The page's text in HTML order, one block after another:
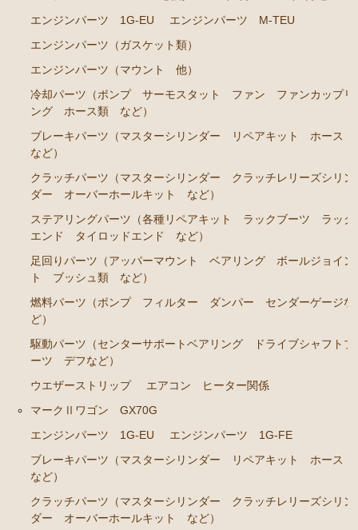
駆動パーツ（センターサポートベアリング ドライブ
シャフトブーツ デフなど）
ウエザーストリップ
エアコン ヒーター関係
エンジンパーツ 1G-EU
エンジンパーツ 1G-FE
ト ホース など）
クラッチパーツ（マスターシリンダー クラッチレリ
ーズシリンダー オーバーホールキット など）
足回りパーツ（アッパーマウント ベアリング ボー
ルジョイント ブッシュ類 など）
燃料パーツ（ポンプ フィルター ダンパー センダ
ーゲージなど）
駆動パーツ（センターサポートベアリング ドライブ
シャフトブーツ など）
エアコン ヒーター関係
マークⅡ クレスタ チェイサー GX81 JZX81
エンジンパーツ 1G-GE
エンジンパーツ 1G-GTE
エンジンパーツ 1G-EU
エンジンパーツ M-TEU
エンジンパーツ（ガスケット類）
エンジンパーツ（マウント 他）
冷却パーツ（ポンプ サーモスタット ファン ファンカップリ
ング ホース類 など）
ブレーキパーツ（マスターシリンダー リペアキット ホース
など）
クラッチパーツ（マスターシリンダー クラッチレリーズシリン
ダー オーバーホールキット など）
ステアリングパーツ（各種リペアキット ラックブーツ ラック
エンド タイロッドエンド など）
足回りパーツ（アッパーマウント ベアリング ボールジョイン
ト ブッシュ類 など）
燃料パーツ（ポンプ フィルター ダンパー センダーゲージな
ど）
駆動パーツ（センターサポートベアリング ドライブシャフトブ
ーツ デフなど）
ウエザーストリップ
エアコン ヒーター関係
マークⅡワゴン GX70G
エンジンパーツ 1G-EU
エンジンパーツ 1G-FE
ブレーキパーツ（マスターシリンダー リペアキット ホース
など）
クラッチパーツ（マスターシリンダー クラッチレリーズシリン
ダー オーバーホールキット など）